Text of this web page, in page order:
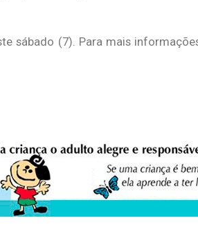
sábado (7). Para mais